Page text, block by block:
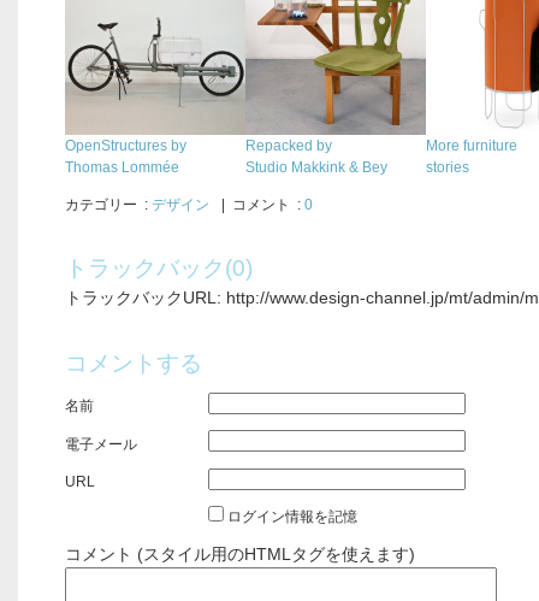
OpenStructures by
Thomas Lommée
Repacked by
Studio Makkink & Bey
More furniture
stories
カテゴリー : デザイン | コメント : 0
トラックバック(0)
トラックバックURL: http://www.design-channel.jp/mt/admin/
コメントする
名前
電子メール
URL
ログイン情報を記憶
コメント (スタイル用のHTMLタグを使えます)